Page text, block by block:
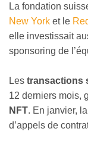
La fondation
New York et le
elle investissait
sponsoring de
Les transactions
12 derniers mois,
NFT. En janvier,
d’appels de